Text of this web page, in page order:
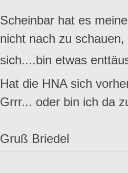
Scheinbar hat es
nicht nach zu
sich....bin etwas
Hat die HNA sich
Grrr... oder bin ich da
Gruß Briedel